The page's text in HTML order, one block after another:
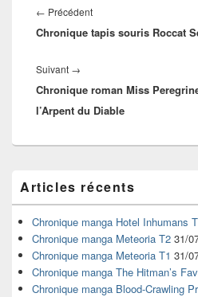
de
l’article
← PrécédentArticle
précédent :
Chronique tapis souris Roccat
Suivant →
suivant :
Chronique roman Miss
l’Arpent du Diable
principale
de
widget
pour
barre
latérale
Articles récents
Chronique manga Hotel Inhumans
Chronique manga Meteoria T2 31/
Chronique manga Meteoria T1 31/
Chronique manga The Hitman’s
Chronique manga Blood-Crawling